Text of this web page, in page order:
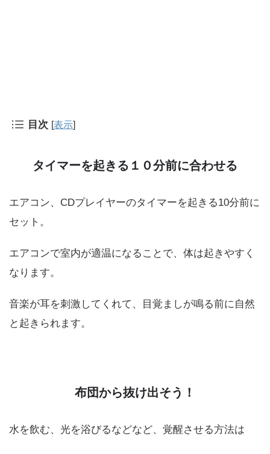
目次 [表示]
タイマーを起きる１０分前に合わせる
エアコン、CDプレイヤーのタイマーを起きる10分前に
セット。
エアコンで室内が適温になることで、体は起きやすく
なります。
音楽が耳を刺激してくれて、目覚ましが鳴る前に自然
と起きられます。
布団から抜け出そう！
水を飲む、光を浴びるなどなど、覚醒させる方法は